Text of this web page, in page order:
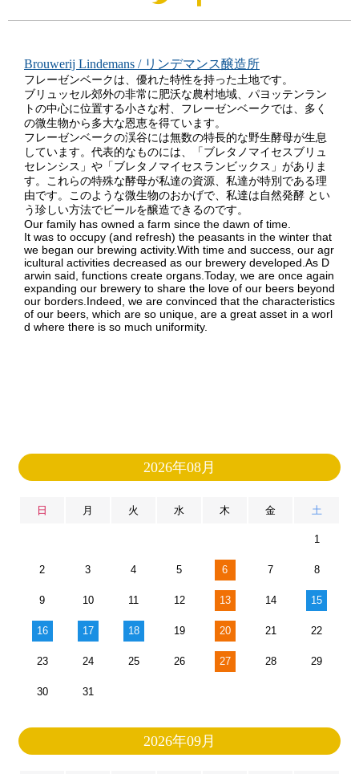
Brouwerij Lindemans / リンデマンス醸造所
フレーゼンベークは、優れた特性を持った土地です。
ブリュッセル郊外の非常に肥沃な農村地域、パヨッテンラン
トの中心に位置する小さな村、フレーゼンベークでは、多く
の微生物から多大な恩恵を得ています。
フレーゼンベークの渓谷には無数の特長的な野生酵母が生息
しています。代表的なものには、「ブレタノマイセスブリュ
セレンシス」や「ブレタノマイセスランビックス」がありま
す。これらの特殊な酵母が私達の資源、私達が特別である理
由です。このような微生物のおかげで、私達は自然発酵 とい
う珍しい方法でビールを醸造できるのです。
Our family has owned a farm since the dawn of time.
It was to occupy (and refresh) the peasants in the winter that
we began our brewing activity.With time and success, our agr
icultural activities decreased as our brewery developed.As D
arwin said, functions create organs.Today, we are once again
expanding our brewery to share the love of our beers beyond
our borders.Indeed, we are convinced that the characteristics
of our beers, which are so unique, are a great asset in a worl
d where there is so much uniformity.
2026年08月
日 月 火 水 木 金 土
1
2 3 4 5 6 7 8
9 10 11 12 13 14 15
16 17 18 19 20 21 22
23 24 25 26 27 28 29
30 31
2026年09月